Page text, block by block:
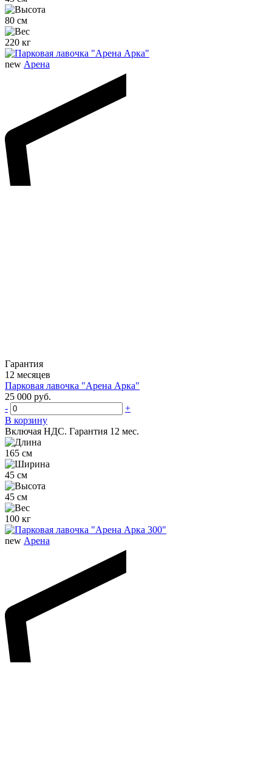
80 см
220 кг
new Арена
Гарантия
12 месяцев
Парковая лавочка "Арена Арка"
25 000 руб.
-
+
В корзину
Включая НДС. Гарантия 12 мес.
165 см
45 см
45 см
100 кг
new Арена